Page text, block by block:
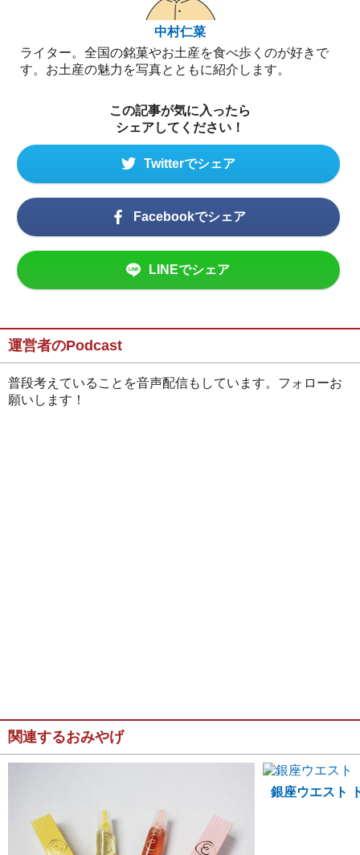
中村仁菜
ライター。全国の銘菓やお土産を食べ歩くのが好きで
す。お土産の魅力を写真とともに紹介します。
この記事が気に入ったら
シェアしてください！
Twitterでシェア
Facebookでシェア
LINEでシェア
運営者のPodcast
普段考えていることを音声配信もしています。フォローお
願いします！
関連するおみやげ
銀座ウエスト